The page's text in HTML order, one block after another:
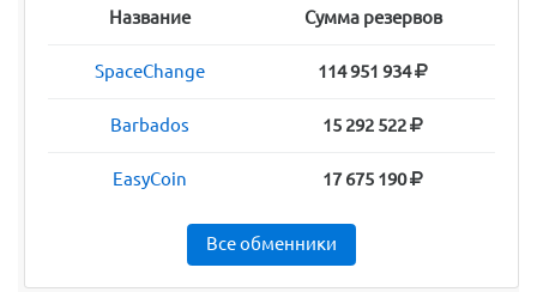
Название Сумма резервов
SpaceChange 114 951 934
Barbados 15 292 522
EasyCoin 17 675 190
Все обменники